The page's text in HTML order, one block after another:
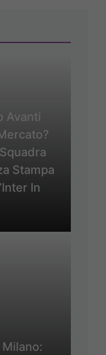
Avanti
Stampa
In